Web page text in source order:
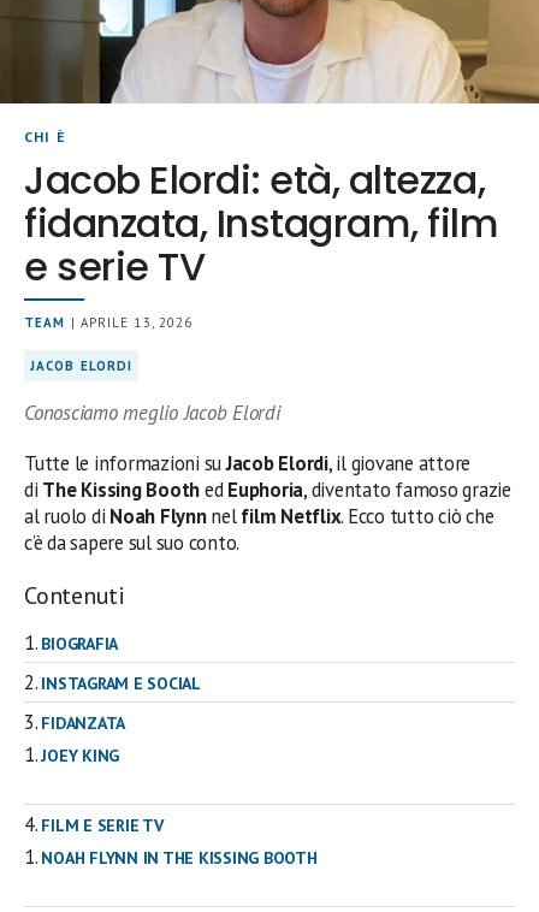
CHI È
Jacob Elordi: età, altezza,
fidanzata, Instagram, film
e serie TV
TEAM | APRILE 13, 2026
JACOB ELORDI
Conosciamo meglio Jacob Elordi
Tutte le informazioni suJacob Elordi, il giovane attore
di The Kissing BoothedEuphoria, diventato famoso grazie
al ruolo di Noah Flynnnelfilm Netflix. Ecco tutto ciò che
c’è da sapere sul suo conto.
Contenuti
BIOGRAFIA
INSTAGRAM E SOCIAL
FIDANZATA
JOEY KING
FILM E SERIE TV
NOAH FLYNN IN THE KISSING BOOTH